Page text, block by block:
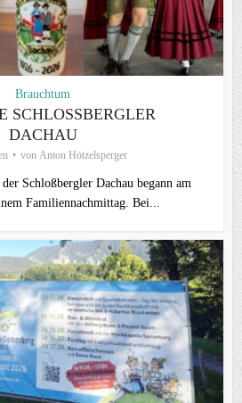
Brauchtum
SCHLOSSBERGLER D
ACHAU
von Anton Hötzelsperger
der Schloßbergler Dachau begann am
Familiennachmittag. Bei...